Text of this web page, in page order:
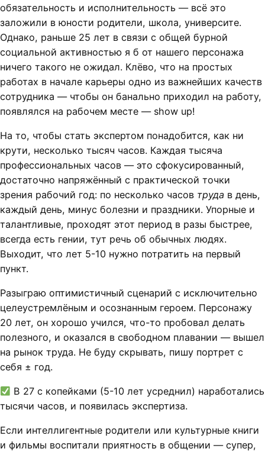
обязательность и исполнительность — всё это
заложили в юности родители, школа, университе.
Однако, раньше 25 лет в связи с общей бурной
социальной активностью я б от нашего персонажа
ничего такого не ожидал. Клёво, что на простых
работах в начале карьеры одно из важнейших качеств
сотрудника — чтобы он банально приходил на работу,
появлялся на рабочем месте — show up!
На то, чтобы стать экспертом понадобится, как ни
крути, несколько тысяч часов. Каждая тысяча
профессиональных часов — это сфокусированный,
достаточно напряжённый с практической точки
зрения рабочий год: по несколько часов труда в день,
каждый день, минус болезни и праздники. Упорные и
талантливые, проходят этот период в разы быстрее,
всегда есть гении, тут речь об обычных людях.
Выходит, что лет 5-10 нужно потратить на первый
пункт.
Разыграю оптимистичный сценарий с исключительно
целеустремлёным и осознанным героем. Персонажу
20 лет, он хорошо учился, что-то пробовал делать
полезного, и оказался в свободном плавании — вышел
на рынок труда. Не буду скрывать, пишу портрет с
себя ± год.
В 27 с копейками (5-10 лет усреднил) наработались
тысячи часов, и появилась экспертиза.
Если интеллигентные родители или культурные книги
и фильмы воспитали приятность в общении — супер,